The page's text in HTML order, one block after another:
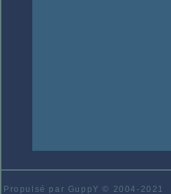
Propulsé par GuppY© 2004-2021